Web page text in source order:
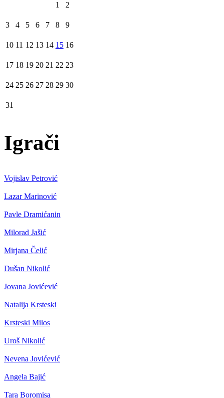
1
2
3 4 5 6 7 8 9
10 11 12 13 14 15 16
17 18 19 20 21 22 23
24 25 26 27 28 29 30
31
Igrači
Vojislav Petrović
Lazar Marinović
Pavle Dramićanin
Milorad Jašić
Mirjana Čelić
Dušan Nikolić
Jovana Jovićević
Natalija Krsteski
Krsteski Milos
Uroš Nikolić
Nevena Jovićević
Angela Bajić
Tara Boromisa